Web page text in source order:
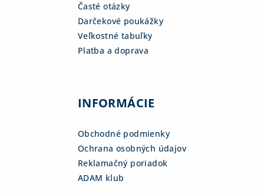
Časté otázky
Darčekové poukážky
Veľkostné tabuľky
Platba a doprava
INFORMÁCIE
Obchodné podmienky
Ochrana osobných údajov
Reklamačný poriadok
ADAM klub